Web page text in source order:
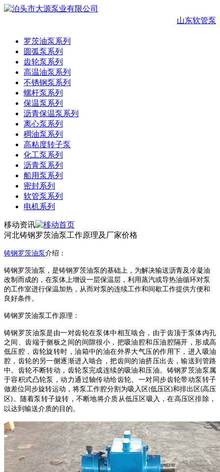
山东软管泵
罗茨油泵系列
圆弧泵系列
齿轮泵系列
高温油泵系列
不锈钢泵系列
螺杆泵系列
保温泵系列
沥青保温泵系列
离心泵系列
稠油泵系列
高粘度转子泵
化工泵系列
沥青泵系列
船用泵系列
密封系列
软管泵系列
电机系列
移动资讯
河北铸钢罗茨油泵工作原理及厂家价格
铸钢罗茨油泵介绍：
铸钢罗茨油泵 ，是铸钢罗茨油泵 的基础上，为解决输送沥青及冷凝油
改制而成的，在泵体上增设一层保温层，利用蒸汽或导热油循环对泵
的工作室进行保温加热，从而对泵的连续工作和间歇工作提供方便和
良好条件。
铸钢罗茨油泵工作原理：
铸钢罗茨油泵是由一对齿轮在泵体中相互啮合，由于齿顶于泵体内孔
之间、齿端于侧板之间的间隙很小，把吸油腔和压油腔隔开，形成高
低压腔，齿轮旋转时，油箱中的油在外界大气压的作用下，进入吸油
腔，齿轮的另一侧逐渐进入啮合，把齿间的油挤压出去，输送到管路
中。齿轮不断转动，齿轮泵完成连续的吸油和压油。 铸钢罗茨油泵 属
于容积式凸轮泵，动力通过轴传动给齿轮。一对同步齿轮带动泵转子
做差位同步旋转运动，将泵工作腔分割为吸入区 (低压区 )和排出区 (高压
区)。随着泵转子旋转，不断地将介质从低压区吸入，在高压区排除，
以达到输送介质的目的。